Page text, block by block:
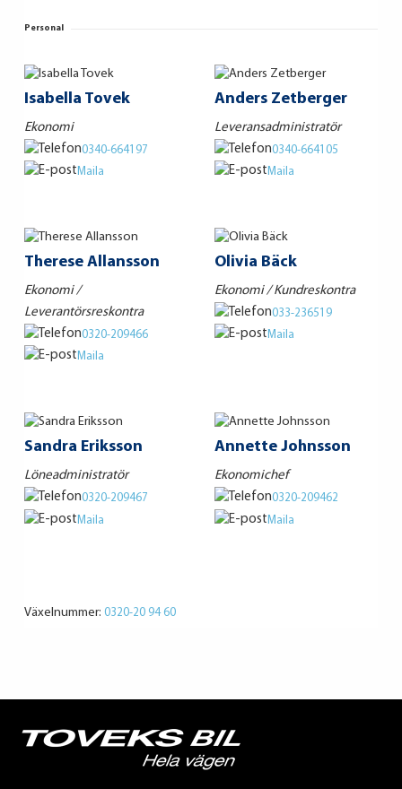
Personal
Isabella Tovek
Ekonomi
0340-664197
Maila
Anders Zetberger
Leveransadministratör
0340-664105
Maila
Therese Allansson
Ekonomi /
Leverantörsreskontra
0320-209466
Maila
Olivia Bäck
Ekonomi / Kundreskontra
033-236519
Maila
Sandra Eriksson
Löneadministratör
0320-209467
Maila
Annette Johnsson
Ekonomichef
0320-209462
Maila
Växelnummer: 0320-20 94 60